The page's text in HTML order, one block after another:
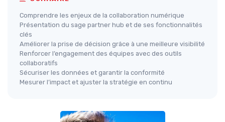
Comprendre les enjeux de la collaboration numérique
Présentation du sage partner hub et de ses fonctionnalités
clés
Améliorer la prise de décision grâce à une meilleure visibilité
Renforcer l’engagement des équipes avec des outils
collaboratifs
Sécuriser les données et garantir la conformité
Mesurer l’impact et ajuster la stratégie en continu